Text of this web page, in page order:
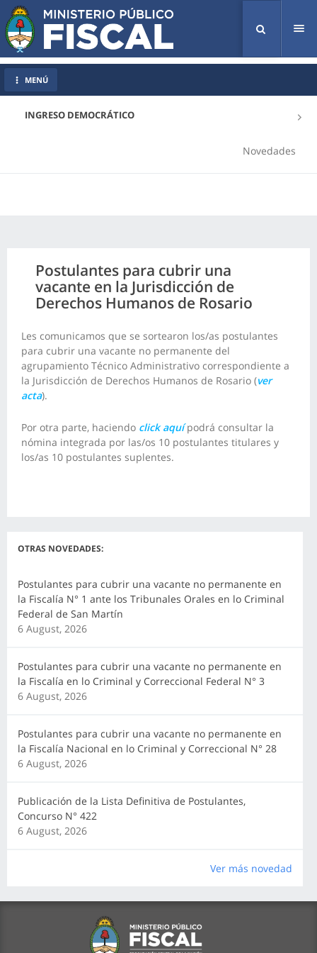
INGRESO DEMOCRÁTICO
Novedades
MENÚ
Postulantes para cubrir una
vacante en la Jurisdicción de
Derechos Humanos de Rosario
Les comunicamos que se sortearon los/as postulantes
para cubrir una vacante no permanente del
agrupamiento Técnico Administrativo correspondiente a
la Jurisdicción de Derechos Humanos de Rosario (ver
acta).
Por otra parte, haciendo click aquípodrá consultar la
nómina integrada por las/os 10 postulantes titulares y
los/as 10 postulantes suplentes.
OTRAS NOVEDADES:
Postulantes para cubrir una vacante no permanente en
la Fiscalía N° 1 ante los Tribunales Orales en lo Criminal
Federal de San Martín
6 August, 2026
Postulantes para cubrir una vacante no permanente en
la Fiscalía en lo Criminal y Correccional Federal N° 3
6 August, 2026
Postulantes para cubrir una vacante no permanente en
la Fiscalía Nacional en lo Criminal y Correccional N° 28
6 August, 2026
Publicación de la Lista Definitiva de Postulantes,
Concurso N° 422
6 August, 2026
Ver más novedad